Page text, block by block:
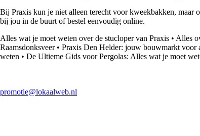
Bij Praxis kun je niet alleen terecht voor kweekbakken, maar
bij jou in de buurt of bestel eenvoudig online.
Alles wat je moet weten over de stucloper van Praxis • Alles
Raamsdonksveer• Praxis Den Helder: jouw bouwmarkt voor
weten • De Ultieme Gids voor Pergolas: Alles wat je moet
promotie@lokaalweb.nl